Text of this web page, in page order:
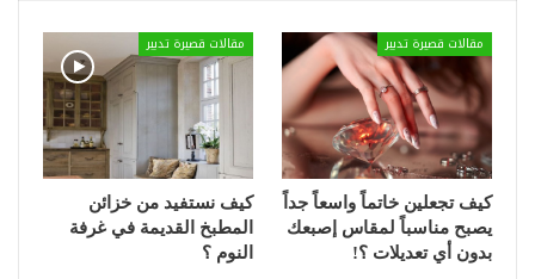
مقالات قصيرة تدبير
كيف تجعلين خاتماً واسعاً جداً
يصبح مناسباً لمقاس إصبعك
بدون أي تعديلات ؟!
مقالات قصيرة تدبير
كيف نستفيد من خزائن
المطبخ القديمة في غرفة
النوم ؟